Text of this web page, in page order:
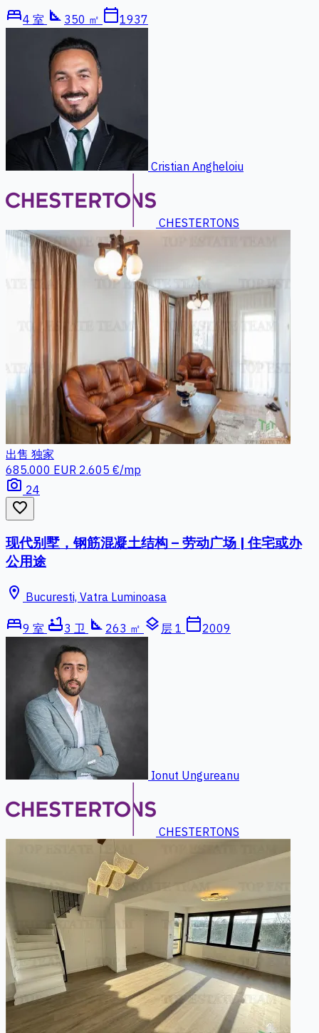
bed4 室 square_foot 350 ㎡ calendar_today1937
Cristian Angheloiu
CHESTERTONS
出售 独家
685.000 EUR 2.605 €/mp
photo_camera 24
favorite_border
现代别墅，钢筋混凝土结构 – 劳动广场 | 住宅或办
公用途
location_on Bucuresti, Vatra Luminoasa
bed9 室 bathtub3 卫 square_foot 263 ㎡ layers 层 1 calendar_today2009
Ionut Ungureanu
CHESTERTONS